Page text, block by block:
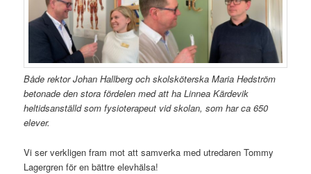
Både rektor Johan Hallberg och skolsköterska Maria Hedström
betonade den stora fördelen med att ha Linnea Kärdevik
heltidsanställd som fysioterapeut vid skolan, som har ca 650
elever.
Vi ser verkligen fram mot att samverka med utredaren Tommy
Lagergren för en bättre elevhälsa!